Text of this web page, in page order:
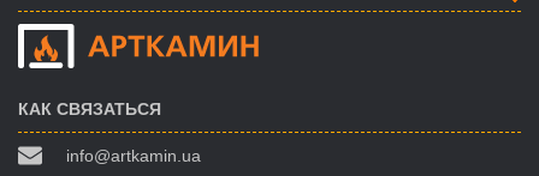
КАК СВЯЗАТЬСЯ
info@artkamin.ua